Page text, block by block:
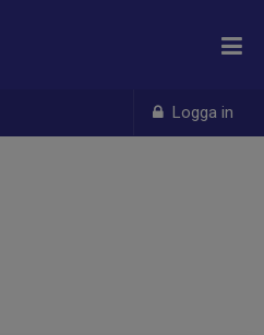
Logga in